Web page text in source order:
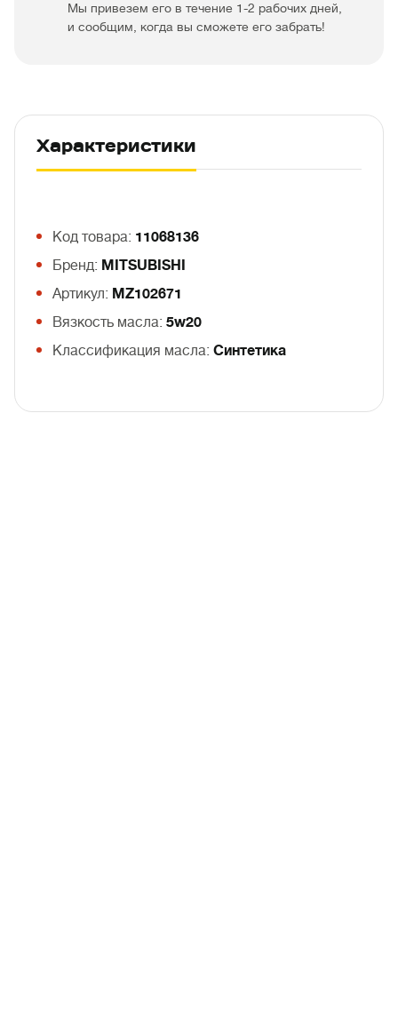
Мы привезем его в течение 1-2 рабочих дней,
и сообщим, когда вы сможете его забрать!
Характеристики
Код товара: 11068136
Бренд: MITSUBISHI
Артикул: MZ102671
Вязкость масла: 5w20
Классификация масла: Синтетика